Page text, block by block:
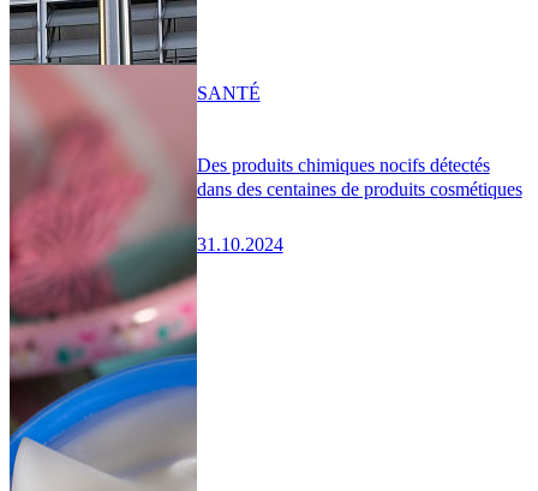
Des produits chimiques nocifs détectés
dans des centaines de produits cosmétiques
31.10.2024
SANTÉ